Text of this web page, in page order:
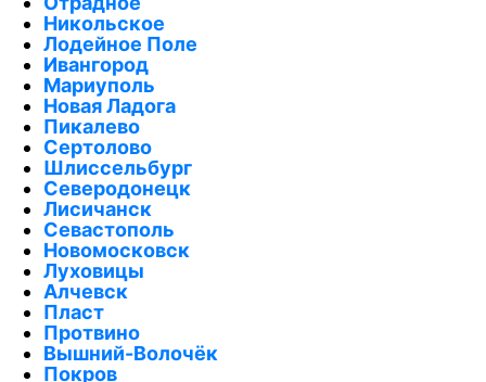
Никольское
Лодейное Поле
Ивангород
Мариуполь
Новая Ладога
Пикалево
Сертолово
Шлиссельбург
Северодонецк
Лисичанск
Севастополь
Новомосковск
Луховицы
Алчевск
Пласт
Протвино
Вышний-Волочёк
Покров